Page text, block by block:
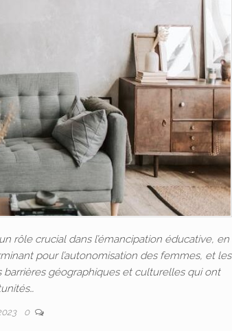
rôle crucial dans l’émancipation éducative, en
pour l’autonomisation des femmes, et les
géographiques et culturelles qui ont
0